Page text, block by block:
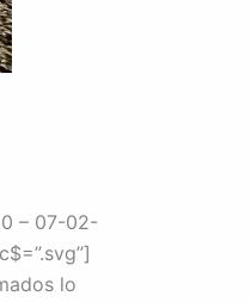
– 07-02-
lo